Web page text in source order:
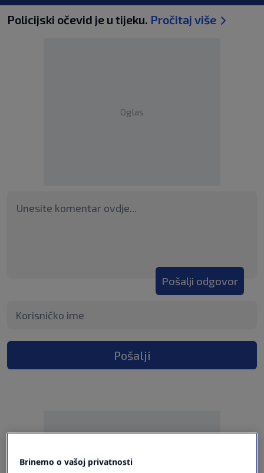
Policijski očevid je u tijeku. Pročitaj više
Oglas
Pošalji odgovor
Pošalji
Brinemo o vašoj privatnosti